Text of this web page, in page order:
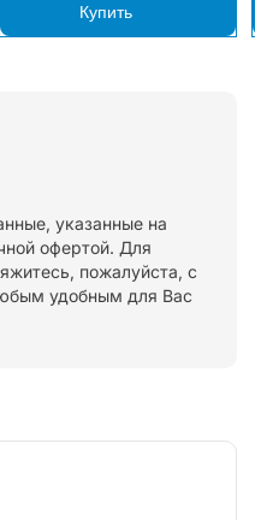
Купить
указанные на
офертой. Для
пожалуйста, с
удобным для Вас